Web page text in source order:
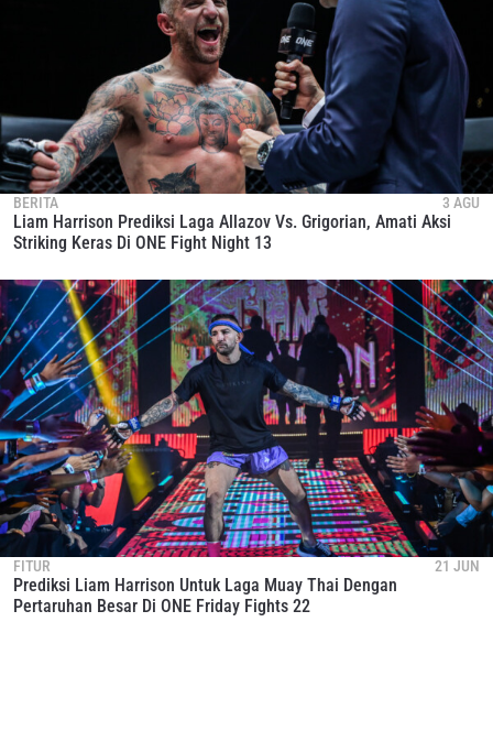
BERITA 3 AGU
Liam Harrison Prediksi Laga Allazov Vs. Grigorian, Amati Aksi
Striking Keras Di ONE Fight Night 13
FITUR 21 JUN
Prediksi Liam Harrison Untuk Laga Muay Thai Dengan
Pertaruhan Besar Di ONE Friday Fights 22
GELARAN
LIHAT SOROTAN TERBAIK
BERLANGGANAN
Dengan mengirimkan formulir ini, anda menyetujui
pengumpulan, penggunaan dan pembukaan informasi
anda berdasarkanKebijakan Privasikami. Anda dapat
membatalkan (unsubscribe) dari jenis komunikasi ini